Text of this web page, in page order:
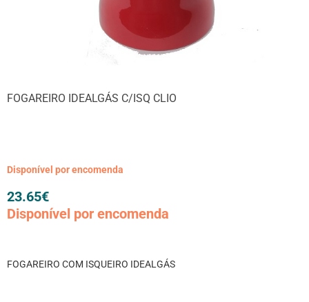
FOGAREIRO IDEALGÁS C/ISQ CLIO
Disponível por encomenda
23.65€
Disponível por encomenda
FOGAREIRO COM ISQUEIRO IDEALGÁS